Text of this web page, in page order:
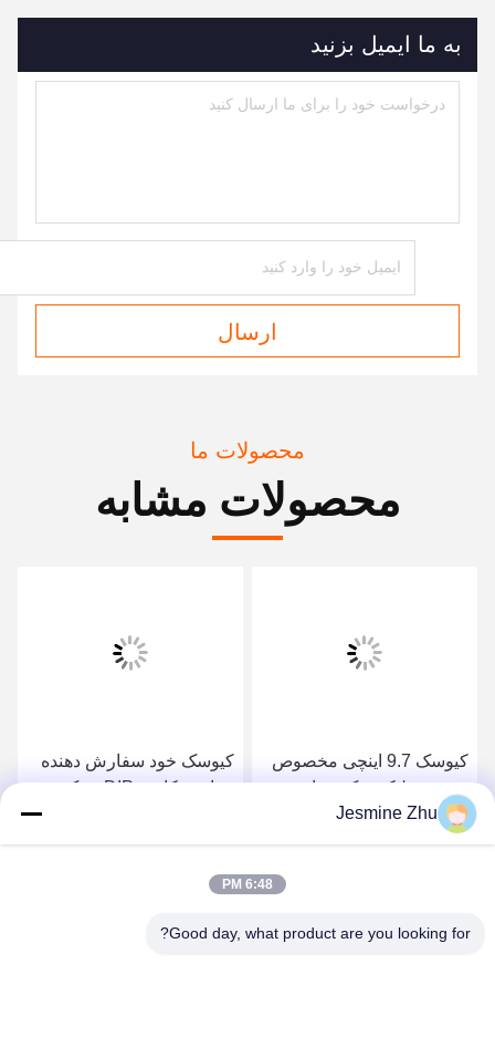
به ما ایمیل بزنید
ارسال
محصولات ما
محصولات مشابه
کیوسک 9.7 اینچی مخصوص
سرویس / کیوسک پرداخت
کوچک با / بدون نقدی
Dispensser ، بلیط فروش
بهترین قیمت را دریافت کنید
کیوسک خود سفارش دهنده
خواننده کارت DIP ، چک
اینچ در کیوسک
بهترین قیمت را دریافت کنید
Jesmine Zhu
6:48 PM
Good day, what product are you looking for?